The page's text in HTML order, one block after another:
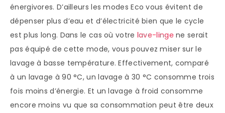
énergivores. D’ailleurs les modes Eco vous évitent de
dépenser plus d’eau et d’électricité bien que le cycle
est plus long. Dans le cas où votre lave-linge ne serait
pas équipé de cette mode, vous pouvez miser sur le
lavage à basse température. Effectivement, comparé
à un lavage à 90 °C, un lavage à 30 °C consomme trois
fois moins d’énergie. Et un lavage à froid consomme
encore moins vu que sa consommation peut être deux